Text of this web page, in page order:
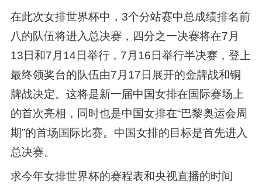
在此次女排世界杯中，3个分站赛中总成绩排名前
八的队伍将进入总决赛，四分之一决赛将在7月
13日和7月14日举行，7月16日举行半决赛，登上
最终领奖台的队伍由7月17日展开的金牌战和铜
牌战决定。这将是新一届中国女排在国际赛场上
的首次亮相，同时也是中国女排在“巴黎奥运会周
期”的首场国际比赛。中国女排的目标是首先进入
总决赛。
求今年女排世界杯的赛程表和央视直播的时间